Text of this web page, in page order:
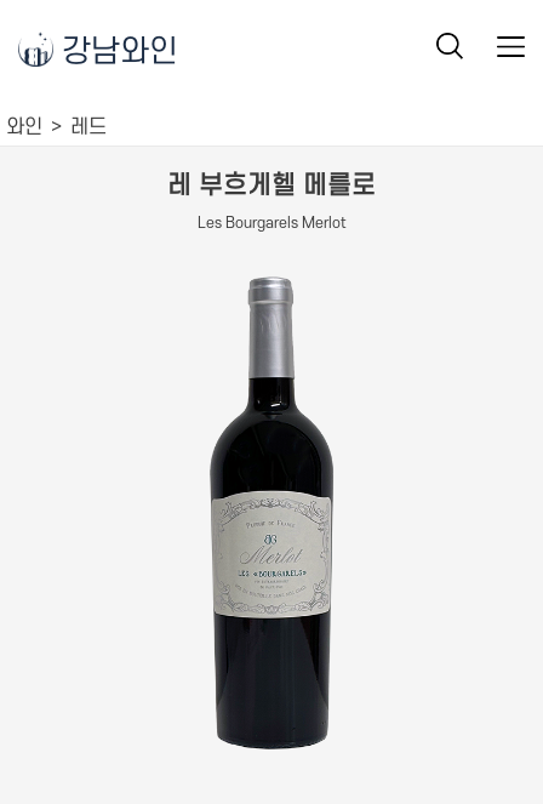
강남와인
와인 레드
레 부흐게헬 메를로
Les Bourgarels Merlot